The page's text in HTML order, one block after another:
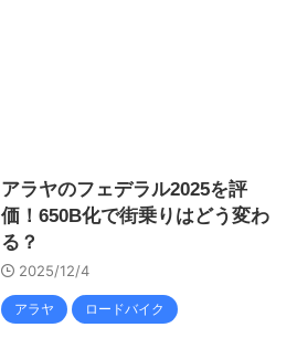
アラヤのフェデラル2025を評
価！650B化で街乗りはどう変わ
る？
2025/12/4
アラヤ ロードバイク